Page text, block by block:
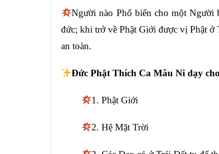
Người nào Phổ biến cho một Người
đức; khi trở về Phật Giới được vị Phật ở
an toàn.
Đức Phật Thích Ca Mâu Ni dạy
1. Phật Giới
2. Hệ Mặt Trời